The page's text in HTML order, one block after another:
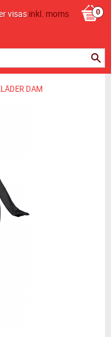
visasinkl. moms
DAM